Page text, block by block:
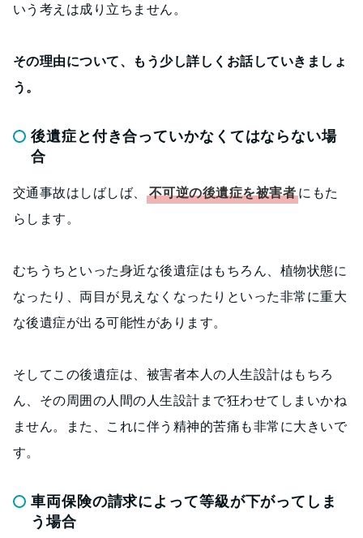
いう考えは成り立ちません。
その理由について、もう少し詳しくお話していきましょ
う。
後遺症と付き合っていかなくてはならない場
合
交通事故はしばしば、 不可逆の後遺症を被害者にもた
らします。
むちうちといった身近な後遺症はもちろん、植物状態に
なったり、両目が見えなくなったりといった非常に重大
な後遺症が出る可能性があります。
そしてこの後遺症は、被害者本人の人生設計はもちろ
ん、その周囲の人間の人生設計まで狂わせてしまいかね
ません。また、これに伴う精神的苦痛も非常に大きいで
す。
車両保険の請求によって等級が下がってしま
う場合